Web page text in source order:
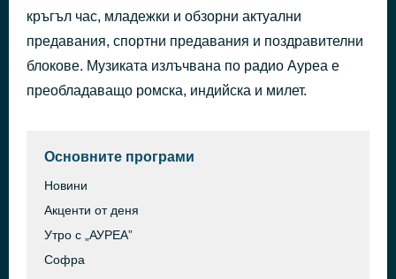
кръгъл час, младежки и обзорни актуални
предавания, спортни предавания и поздравителни
блокове. Музиката излъчвана по радио Ауреа е
преобладаващо ромска, индийска и милет.
Основните програми
Новини
Акценти от деня
Утро с „АУРЕА”
Софра